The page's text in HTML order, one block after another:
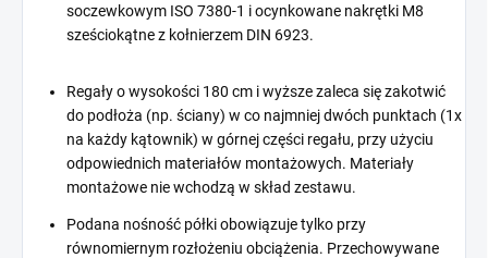
soczewkowym ISO 7380-1 i ocynkowane nakrętki M8
sześciokątne z kołnierzem DIN 6923.
Regały o wysokości 180 cm i wyższe zaleca się zakotwić
do podłoża (np. ściany) w co najmniej dwóch punktach (1x
na każdy kątownik) w górnej części regału, przy użyciu
odpowiednich materiałów montażowych. Materiały
montażowe nie wchodzą w skład zestawu.
Podana nośność półki obowiązuje tylko przy
równomiernym rozłożeniu obciążenia. Przechowywane